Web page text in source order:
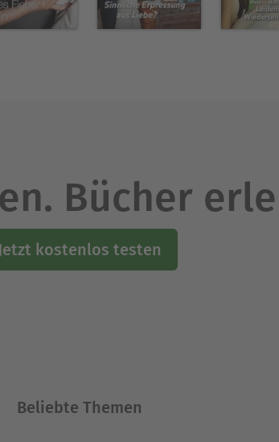
Ausblenden
Bücher
Jetzt kostenlos testen
Beliebte Themen